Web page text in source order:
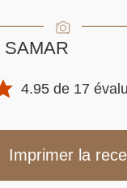
SAMAR
4.95 de 17
Imprimer la